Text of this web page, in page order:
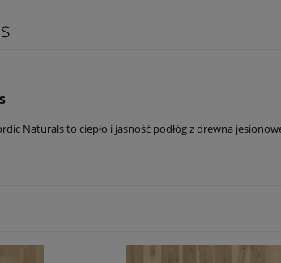
Naturals to ciepło i jasność podłóg z drewna